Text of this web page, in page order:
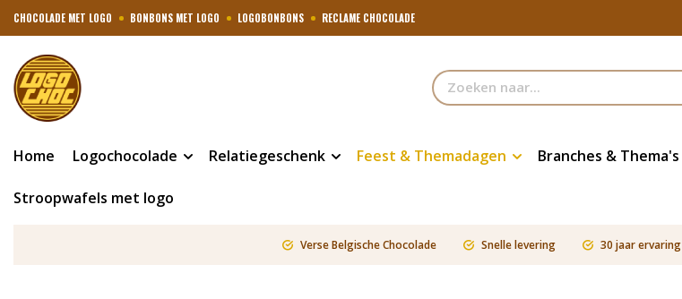
CHOCOLADE MET LOGO BONBONS MET LOGO LOGOBONBONS RECLAME CHOCOLADE
Home Logochocolade Relatiegeschenk Feest & Themadagen Branches & Thema's
Stroopwafels met logo
Verse Belgische Chocolade Snelle levering 30 jaar ervaring